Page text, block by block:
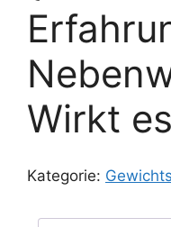
Wirkt
Kategorie: